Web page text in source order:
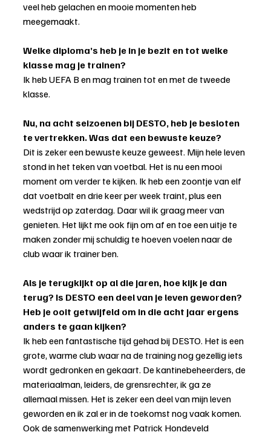
veel heb gelachen en mooie momenten heb
meegemaakt.
Welke diploma’s heb je in je bezit en tot welke
klasse mag je trainen?
Ik heb UEFA B en mag trainen tot en met de tweede
klasse.
Nu, na acht seizoenen bij DESTO, heb je besloten
te vertrekken. Was dat een bewuste keuze?
Dit is zeker een bewuste keuze geweest. Mijn hele leven
stond in het teken van voetbal. Het is nu een mooi
moment om verder te kijken. Ik heb een zoontje van elf
dat voetbalt en drie keer per week traint, plus een
wedstrijd op zaterdag. Daar wil ik graag meer van
genieten. Het lijkt me ook fijn om af en toe een uitje te
maken zonder mij schuldig te hoeven voelen naar de
club waar ik trainer ben.
Als je terugkijkt op al die jaren, hoe kijk je dan
terug? Is DESTO een deel van je leven geworden?
Heb je ooit getwijfeld om in die acht jaar ergens
anders te gaan kijken?
Ik heb een fantastische tijd gehad bij DESTO. Het is een
grote, warme club waar na de training nog gezellig iets
wordt gedronken en gekaart. De kantinebeheerders, de
materiaalman, leiders, de grensrechter, ik ga ze
allemaal missen. Het is zeker een deel van mijn leven
geworden en ik zal er in de toekomst nog vaak komen.
Ook de samenwerking met Patrick Hondeveld